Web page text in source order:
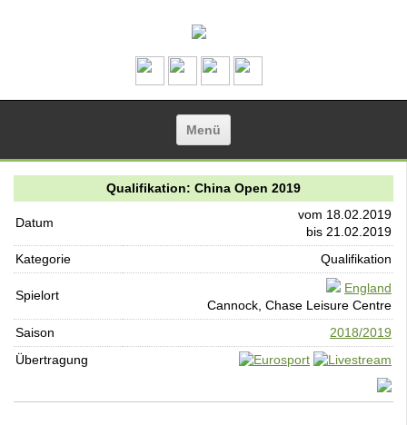
Menü
Qualifikation: China Open 2019
Datum
vom 18.02.2019
bis 21.02.2019
Kategorie
Qualifikation
Spielort
England
Cannock, Chase Leisure Centre
Saison
2018/2019
Übertragung